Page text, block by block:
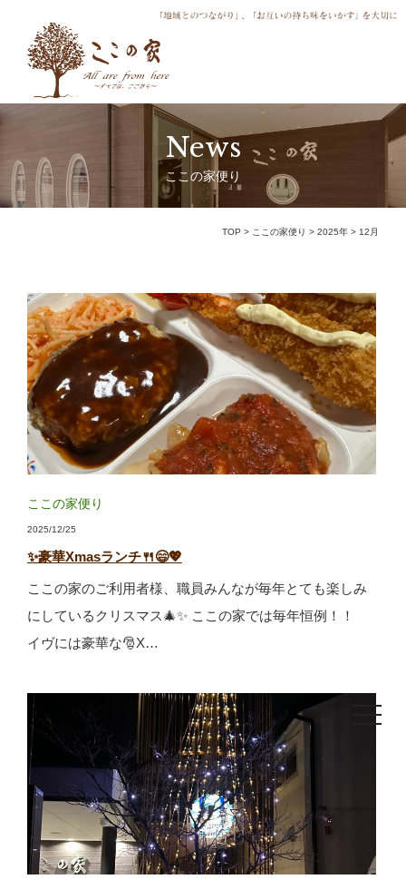
News
ここの家便り
toggle
TOP > ここの家便り >2025年 >12月
ここの家便り
2025/12/25
✨豪華Xmasランチ🍴😄💖
ここの家のご利用者様、職員みんなが毎年とても楽しみ
にしているクリスマス🎄✨ ここの家では毎年恒例！！
イヴには豪華な🎅X…